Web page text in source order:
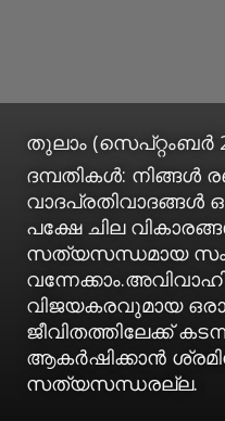
തുലാം (സെപ്റ്റംബര്‍
ദമ്പതികള്‍: നിങ്ങള്‍
വാദപ്രതിവാദങ്ങള്‍
പക്ഷേ ചില
സത്യസന്ധമായ
വിജയകരവുമായ
ജീവിതത്തിലേക്ക്
ആകര്‍ഷിക്കാന്‍
സത്യസന്ധരല്ല.